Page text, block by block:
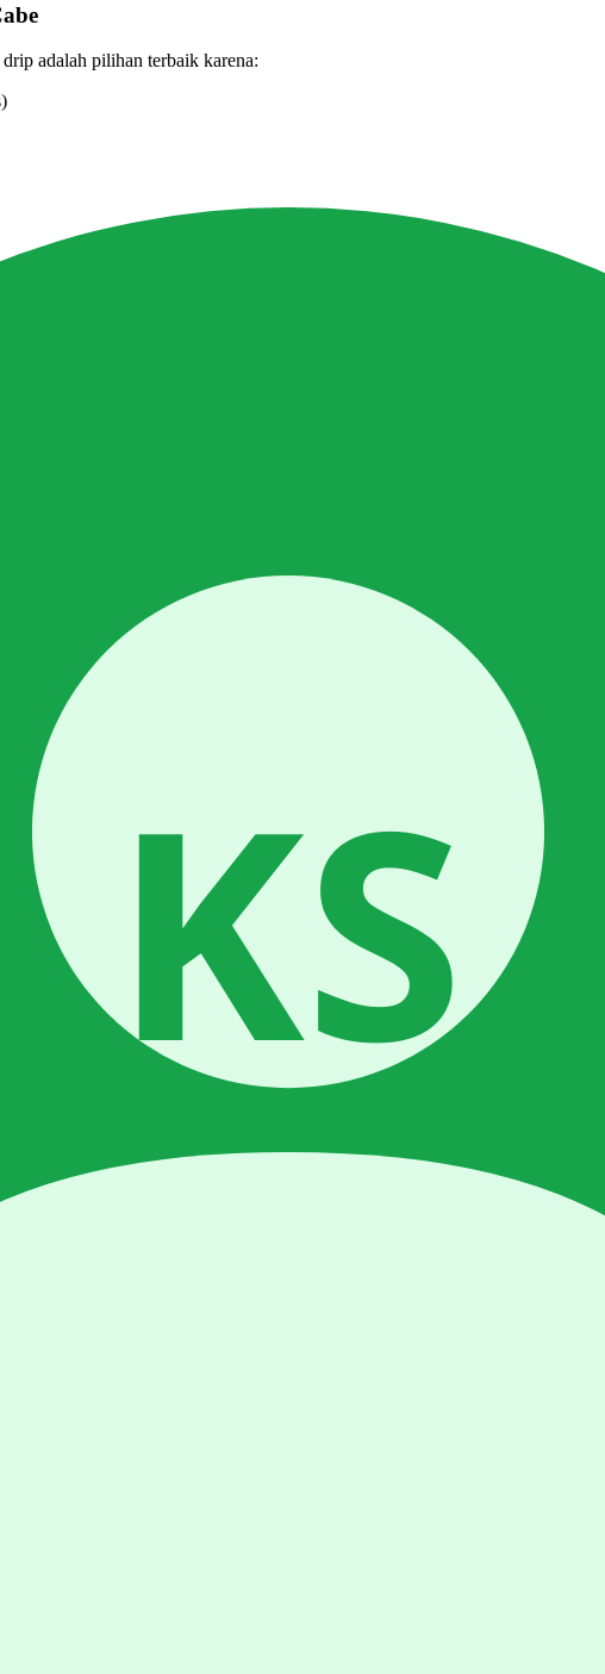
adalah pilihan terbaik karena:
perkecambahan:
paprika)
10-14 hari
Jangan panik dan jangan menambahkan nutrisi berlebihan.
(Hari 30–70)
kelapa — harus di-buffer terlebih dahulu: